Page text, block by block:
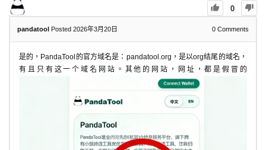
0
pandatool Posted 2026年3月20日 0 Comments
是的，PandaTool的官方域名是：pandatool.org，是以org结尾的域名，
有且只有这一个域名网站。其他的网站，网址，都是假冒的